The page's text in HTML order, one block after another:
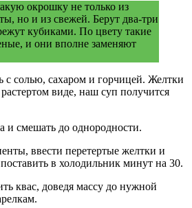
окрошку не только из
но и из свежей. Берут два-три
кубиками. По цвету такие
и они вполне заменяют
с солью, сахаром и горчицей. Желтки
виде, наш суп получится
и смешать до однородности.
ввести перетертые желтки и
в холодильник минут на 30.
квас, доведя массу до нужной